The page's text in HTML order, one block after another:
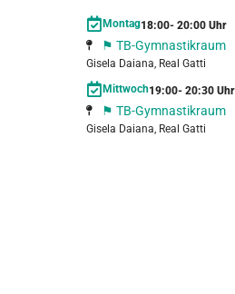
Montag18:00- 20:00 Uhr
⚑ TB-Gymnastikraum
Gisela Daiana, Real Gatti
Mittwoch19:00- 20:30 Uhr
⚑ TB-Gymnastikraum
Gisela Daiana, Real Gatti